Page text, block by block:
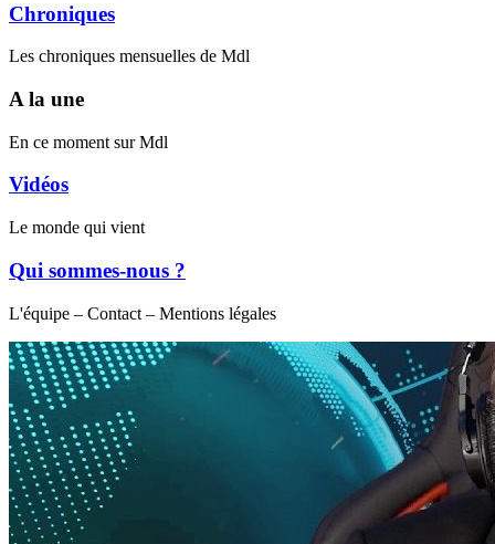
Chroniques
Les chroniques mensuelles de Mdl
A la une
En ce moment sur Mdl
Vidéos
Le monde qui vient
Qui sommes-nous ?
L'équipe – Contact – Mentions légales